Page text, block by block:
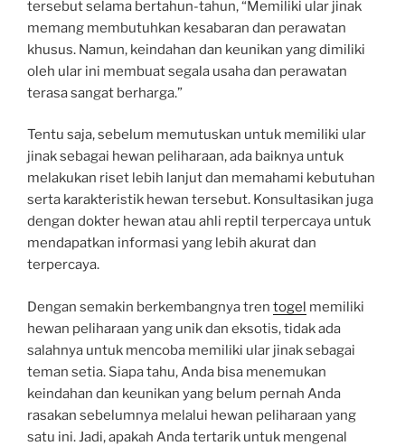
tersebut selama bertahun-tahun, “Memiliki ular jinak
memang membutuhkan kesabaran dan perawatan
khusus. Namun, keindahan dan keunikan yang dimiliki
oleh ular ini membuat segala usaha dan perawatan
terasa sangat berharga.”
Tentu saja, sebelum memutuskan untuk memiliki ular
jinak sebagai hewan peliharaan, ada baiknya untuk
melakukan riset lebih lanjut dan memahami kebutuhan
serta karakteristik hewan tersebut. Konsultasikan juga
dengan dokter hewan atau ahli reptil terpercaya untuk
mendapatkan informasi yang lebih akurat dan
terpercaya.
Dengan semakin berkembangnya tren togel memiliki
hewan peliharaan yang unik dan eksotis, tidak ada
salahnya untuk mencoba memiliki ular jinak sebagai
teman setia. Siapa tahu, Anda bisa menemukan
keindahan dan keunikan yang belum pernah Anda
rasakan sebelumnya melalui hewan peliharaan yang
satu ini. Jadi, apakah Anda tertarik untuk mengenal